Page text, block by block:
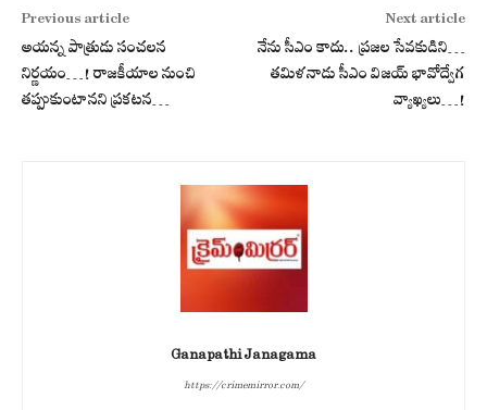
Previous article
అయ‌న్న పాత్రుడు సంచ‌ల‌న
నిర్ణ‌యం…! రాజ‌కీయాల నుంచి
త‌ప్పుకుంటాన‌ని ప్ర‌క‌ట‌న‌…
Next article
నేను సీఎం కాదు.. ప్రజల సేవకుడిని…
తమిళనాడు సీఎం విజయ్ భావోద్వేగ
వ్యాఖ్యలు…!
Ganapathi Janagama
https://crimemirror.com/